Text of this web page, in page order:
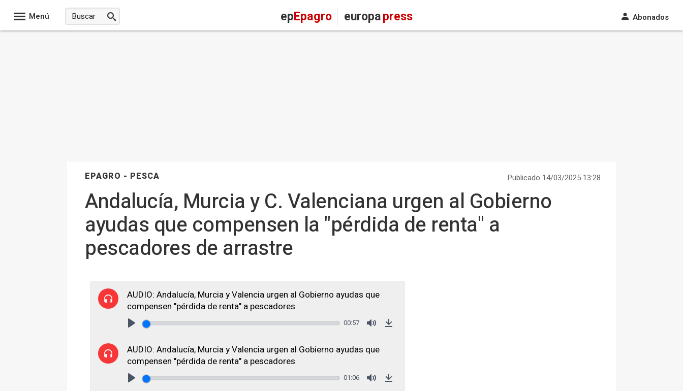
Menú epEpagro europapress Abonados
EPAGRO - PESCA Publicado 14/03/2025 13:28
Andalucía, Murcia y C. Valenciana urgen al Gobierno
ayudas que compensen la "pérdida de renta" a
pescadores de arrastre
AUDIO: Andalucía, Murcia y Valencia urgen al Gobierno ayudas que
compensen "pérdida de renta" a pescadores
00:57
AUDIO: Andalucía, Murcia y Valencia urgen al Gobierno ayudas que
compensen "pérdida de renta" a pescadores
01:06